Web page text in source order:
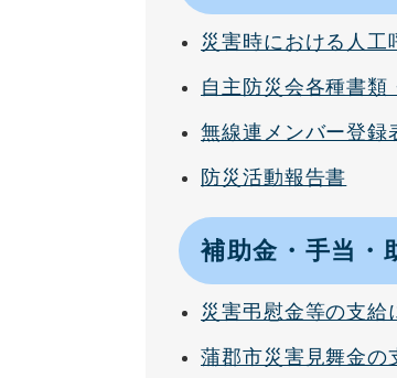
災害時における人工
自主防災会各種書類
無線連メンバー登録
防災活動報告書
補助金・手当・
災害弔慰金等の支給
蒲郡市災害見舞金の